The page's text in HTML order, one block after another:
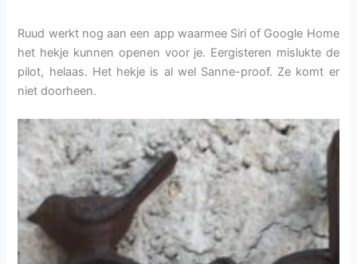
Ruud werkt nog aan een app waarmee Siri of Google Home
het hekje kunnen openen voor je. Eergisteren mislukte de
pilot, helaas. Het hekje is al wel Sanne-proof. Ze komt er
niet doorheen.